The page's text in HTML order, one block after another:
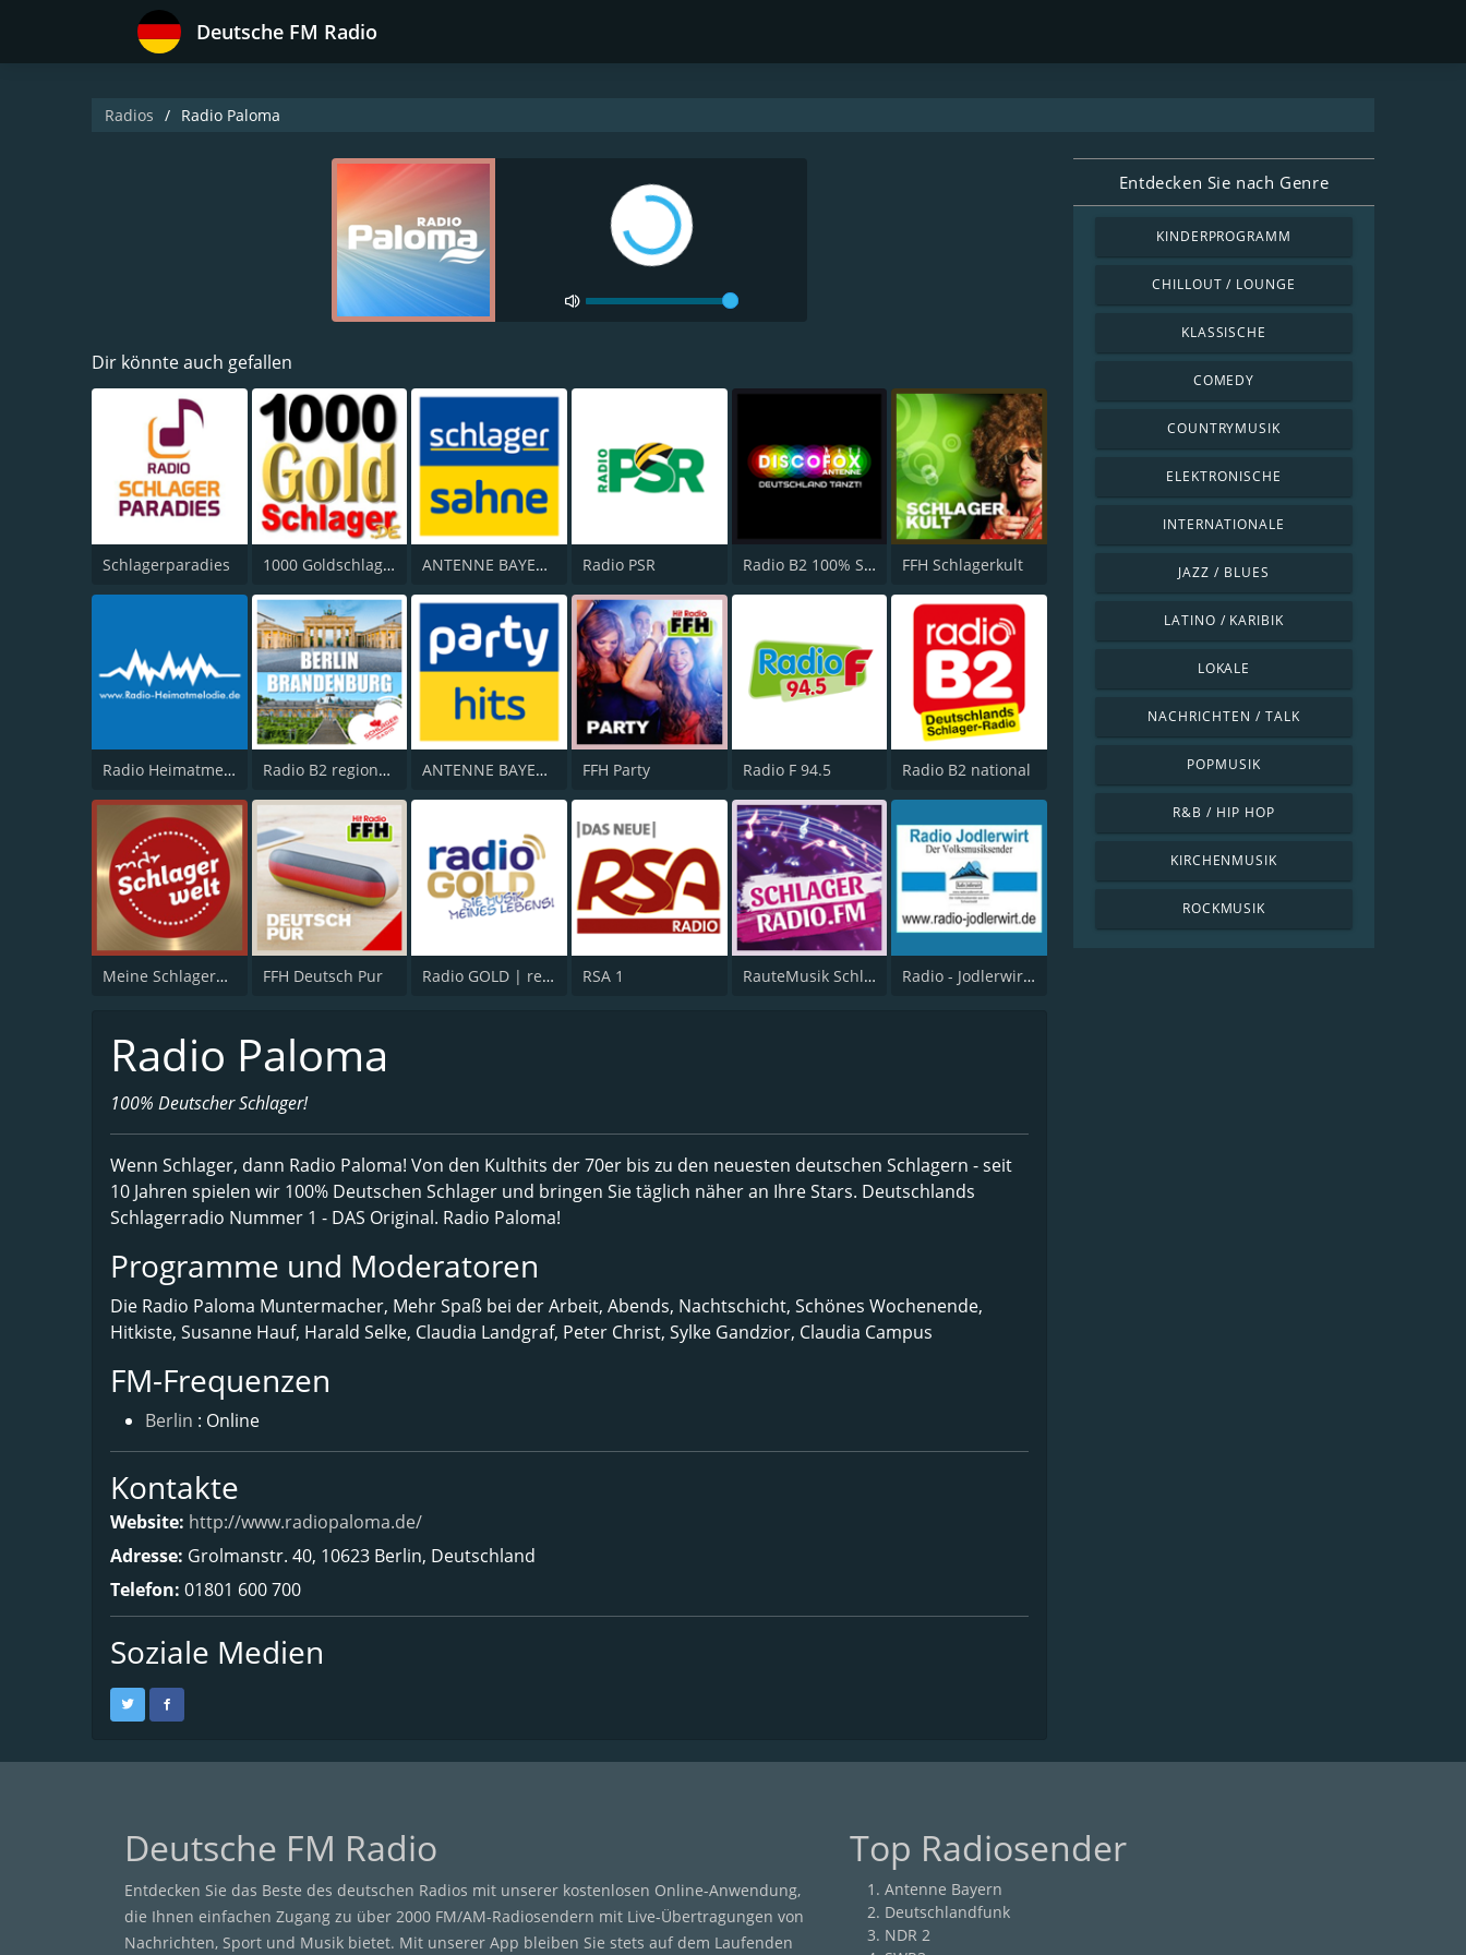
Deutsche FM Radio
Radios Radio Paloma
Dir könnte auch gefallen
Schlagerparadies 1000 Goldschlager ANTENNE BAYERN Schlagersahne Radio PSR Radio B2 100% SchlagerMIXX FFH Schlagerkult
Radio Heimatmelodie Radio B2 regional Berlin-Brandenburg 106.0 FM ANTENNE BAYERN Party Hits FFH Party Radio F 94.5 Radio B2 national
Meine Schlagerwelt FFH Deutsch Pur Radio GOLD | real classics RSA 1 RauteMusik Schlager Radio - Jodlerwirt 1
Radio Paloma
100% Deutscher Schlager!
Wenn Schlager, dann Radio Paloma! Von den Kulthits der 70er bis zu den neuesten deutschen Schlagern - seit
10 Jahren spielen wir 100% Deutschen Schlager und bringen Sie täglich näher an Ihre Stars. Deutschlands
Schlagerradio Nummer 1 - DAS Original. Radio Paloma!
Programme und Moderatoren
Die Radio Paloma Muntermacher, Mehr Spaß bei der Arbeit, Abends, Nachtschicht, Schönes Wochenende,
Hitkiste, Susanne Hauf, Harald Selke, Claudia Landgraf, Peter Christ, Sylke Gandzior, Claudia Campus
FM-Frequenzen
Berlin : Online
Kontakte
Website: http://www.radiopaloma.de/
Adresse: Grolmanstr. 40, 10623 Berlin, Deutschland
Telefon: 01801 600 700
Soziale Medien
Entdecken Sie nach Genre
KINDERPROGRAMM
CHILLOUT / LOUNGE
KLASSISCHE
COMEDY
COUNTRYMUSIK
ELEKTRONISCHE
INTERNATIONALE
JAZZ / BLUES
LATINO / KARIBIK
LOKALE
NACHRICHTEN / TALK
POPMUSIK
R&B / HIP HOP
KIRCHENMUSIK
ROCKMUSIK
Deutsche FM Radio
Entdecken Sie das Beste des deutschen Radios mit unserer kostenlosen Online-Anwendung,
die Ihnen einfachen Zugang zu über 2000 FM/AM-Radiosendern mit Live-Übertragungen von
Nachrichten, Sport und Musik bietet. Mit unserer App bleiben Sie stets auf dem Laufenden
Top Radiosender
Antenne Bayern
Deutschlandfunk
NDR 2